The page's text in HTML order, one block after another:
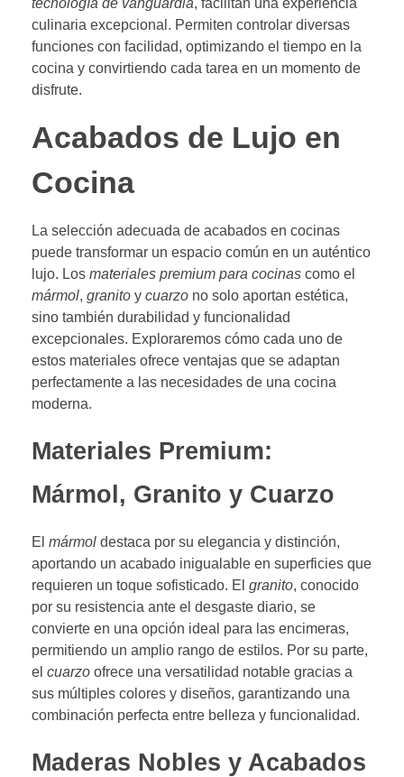
culinaria excepcional. Permiten controlar diversas
funciones con facilidad, optimizando el tiempo en la
cocina y convirtiendo cada tarea en un momento de
disfrute.
Acabados de Lujo en
Cocina
La selección adecuada de acabados en cocinas
puede transformar un espacio común en un auténtico
lujo. Los materiales premium para cocinas como el
mármol, granito y cuarzo no solo aportan estética,
sino también durabilidad y funcionalidad
excepcionales. Exploraremos cómo cada uno de
estos materiales ofrece ventajas que se adaptan
perfectamente a las necesidades de una cocina
moderna.
Materiales Premium:
Mármol, Granito y Cuarzo
El mármol destaca por su elegancia y distinción,
aportando un acabado inigualable en superficies que
requieren un toque sofisticado. El granito, conocido
por su resistencia ante el desgaste diario, se
convierte en una opción ideal para las encimeras,
permitiendo un amplio rango de estilos. Por su parte,
el cuarzo ofrece una versatilidad notable gracias a
sus múltiples colores y diseños, garantizando una
combinación perfecta entre belleza y funcionalidad.
Maderas Nobles y Acabados